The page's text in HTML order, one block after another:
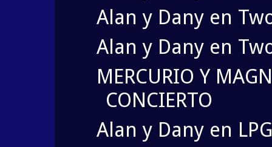
Alan y Dany en
Alan y Dany en
MERCURIO Y
CONCIERTO
Alan y Dany en